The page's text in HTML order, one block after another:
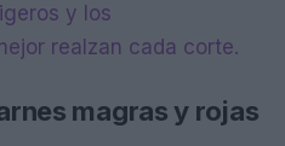
y los
realzan cada corte.
magras y rojas